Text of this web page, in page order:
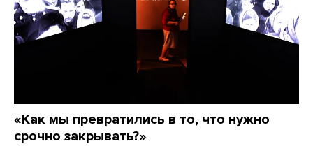
«Как мы превратились в то, что нужно
срочно закрывать?»